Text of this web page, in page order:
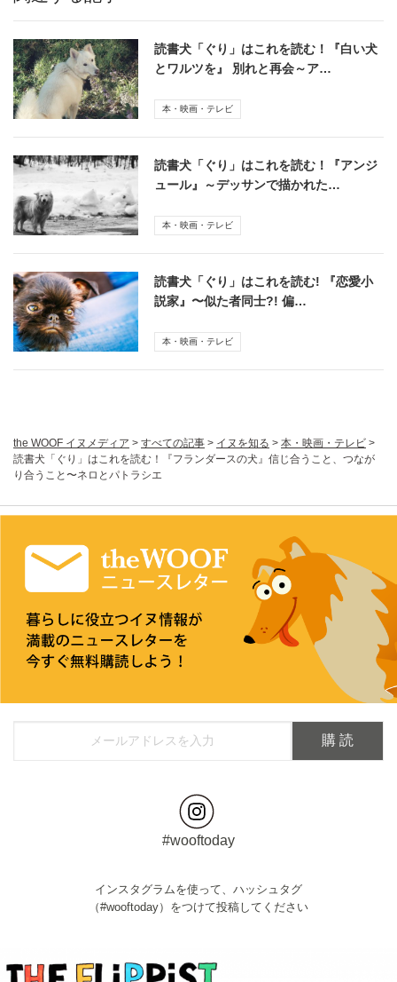
読書犬「ぐり」はこれを読む！『白い犬
とワルツを』 別れと再会～ア…
本・映画・テレビ
読書犬「ぐり」はこれを読む！『アンジ
ュール』～デッサンで描かれた…
本・映画・テレビ
読書犬「ぐり」はこれを読む! 『恋愛小
説家』〜似た者同士?! 偏…
本・映画・テレビ
the WOOF イヌメディア > すべての記事 > イヌを知る > 本・映画・テレビ >
読書犬「ぐり」はこれを読む！『フランダースの犬』信じ合うこと、つなが
り合うこと〜ネロとパトラシエ
#wooftoday
インスタグラムを使って、ハッシュタグ
（#wooftoday）をつけて投稿してください